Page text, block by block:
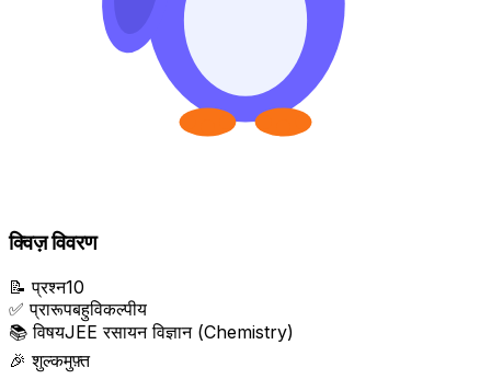
क्विज़ विवरण
📝 प्रश्न10
✅ प्रारूपबहुविकल्पीय
📚 विषयJEE रसायन विज्ञान (Chemistry)
🎉 शुल्कमुफ़्त